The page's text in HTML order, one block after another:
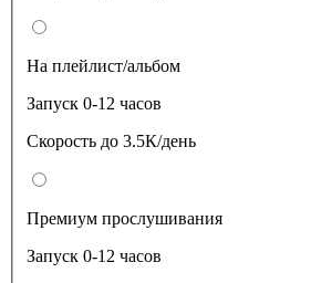
На плейлист/альбом
Запуск 0-12 часов
Скорость до 3.5К/день
Премиум прослушивания
Запуск 0-12 часов